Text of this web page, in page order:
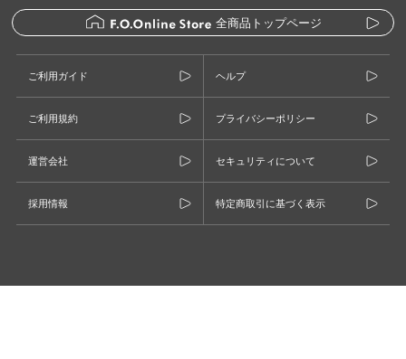
全商品トップページ
ご利用ガイド ヘルプ
ご利用規約 プライバシーポリシー
運営会社 セキュリティについて
採用情報 特定商取引に基づく表示